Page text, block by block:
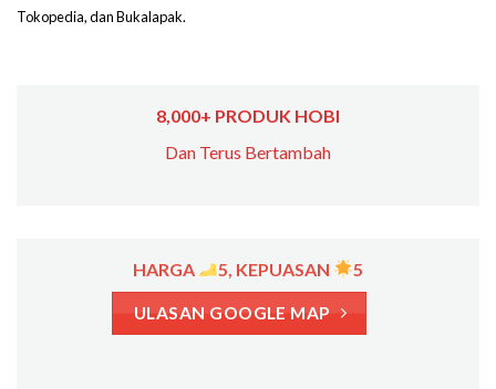
Tokopedia, dan Bukalapak.
8,000+ PRODUK HOBI
Dan Terus Bertambah
HARGA 5, KEPUASAN 5
ULASAN GOOGLE MAP